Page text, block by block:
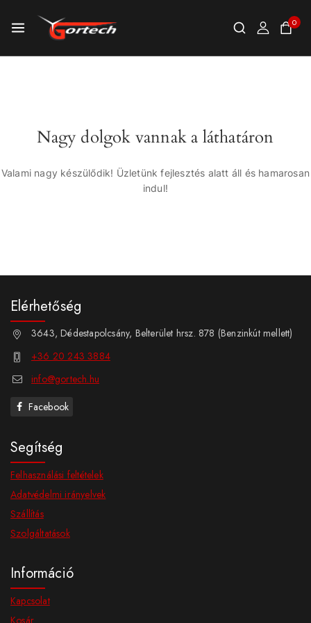
0
Nagy dolgok vannak a láthatáron
Valami nagy készülődik! Üzletünk fejlesztés alatt áll és hamarosan
indul!
Elérhetőség
3643, Dédestapolcsány, Belterület hrsz. 878 (Benzinkút mellett)
+36 20 243 3884
info@gortech.hu
Facebook
Segítség
Felhasználási feltételek
Adatvédelmi irányelvek
Szállítás
Szolgáltatások
Információ
Kapcsolat